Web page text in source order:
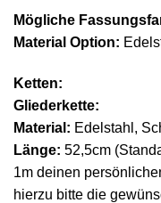
Mögliche
Material Option:
Ketten:
Gliederkette:
Material: Edelstahl,
Länge: 52,5cm
1m deinen
hierzu bitte die